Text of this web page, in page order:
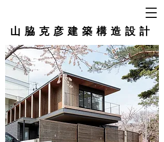
山脇克彦建築構造設計